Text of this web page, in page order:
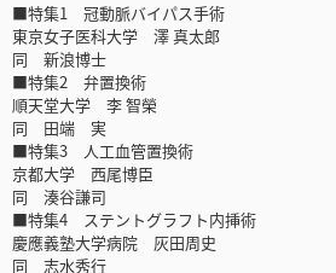
■特集1 冠動脈バイパス手術
東京女子医科大学 澤 真太郎
同 新浪博士
■特集2 弁置換術
順天堂大学 李 智榮
同 田端 実
■特集3 人工血管置換術
京都大学 西尾博臣
同 湊谷謙司
■特集4 ステントグラフト内挿術
慶應義塾大学病院 灰田周史
同 志水秀行